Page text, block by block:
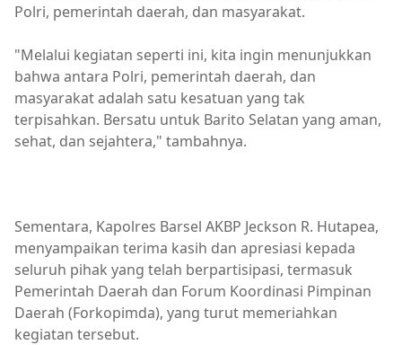
Polri, pemerintah daerah, dan masyarakat.
"Melalui kegiatan seperti ini, kita ingin menunjukkan
bahwa antara Polri, pemerintah daerah, dan
masyarakat adalah satu kesatuan yang tak
terpisahkan. Bersatu untuk Barito Selatan yang aman,
sehat, dan sejahtera," tambahnya.
Sementara, Kapolres Barsel AKBP Jeckson R. Hutapea,
menyampaikan terima kasih dan apresiasi kepada
seluruh pihak yang telah berpartisipasi, termasuk
Pemerintah Daerah dan Forum Koordinasi Pimpinan
Daerah (Forkopimda), yang turut memeriahkan
kegiatan tersebut.